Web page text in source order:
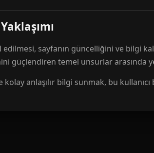
sayfanın güncelliğini ve bilgi
güçlendiren temel unsurlar arasında
anlaşılır bilgi sunmak, bu